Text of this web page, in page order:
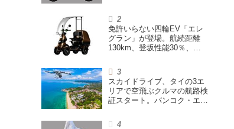
免許いらない四輪EV「エレ
グラン」が登場。航続距離
130km、登坂性能30％、
備えた特定小型原付
スカイドライブ、タイの3エ
リアで空飛ぶクルマの航路検
証スタート。バンコク・エア
指す